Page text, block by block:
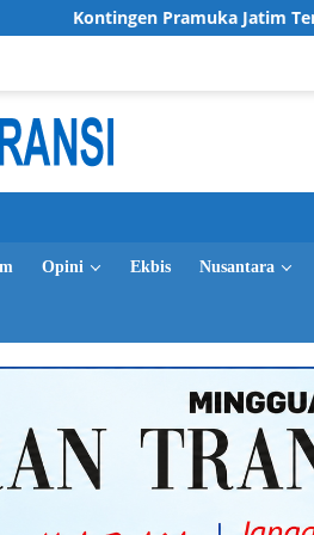
Jatim Terbesar di
Opini Ekbis Nusantara